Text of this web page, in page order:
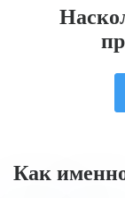
Как